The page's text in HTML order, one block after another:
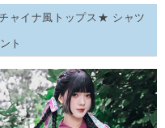
ャイナ風トップス★ シャツ
ト